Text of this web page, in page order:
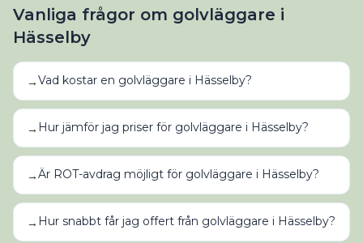
Vanliga frågor om golvläggare i
Hässelby
→Vad kostar en golvläggare i Hässelby?
→ Hur jämför jag priser för golvläggare i Hässelby?
→Är ROT-avdrag möjligt för golvläggare i Hässelby?
→ Hur snabbt får jag offert från golvläggare i Hässelby?